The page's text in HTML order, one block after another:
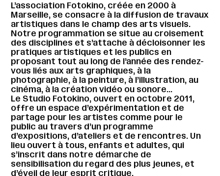
L’association Fotokino, créée en 2000 à
Marseille, se consacre à la diffusion de travaux
artistiques dans le champ des arts visuels.
Notre programmation se situe au croisement
des disciplines et s’attache à décloisonner les
pratiques artistiques et les publics en
proposant tout au long de l’année des rendez-
vous liés aux arts graphiques, à la
photographie, à la peinture, à l’illustration, au
cinéma, à la création vidéo ou sonore…
Le Studio Fotokino, ouvert en octobre 2011,
offre un espace d’expérimentation et de
partage pour les artistes comme pour le
public au travers d’un programme
d’expositions, d’ateliers et de rencontres. Un
lieu ouvert à tous, enfants et adultes, qui
s’inscrit dans notre démarche de
sensibilisation du regard des plus jeunes, et
d’éveil de leur esprit critique.